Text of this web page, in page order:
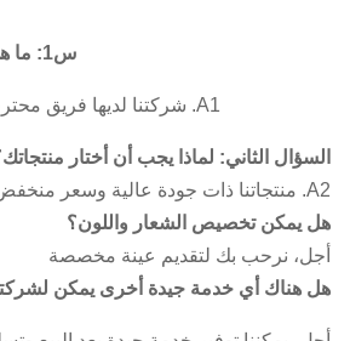
س1: ما هي الميزة في شركتك؟
A1. شركتنا لديها فريق محترف وخط إنتاج محترف.
السؤال الثاني: لماذا يجب أن أختار
A2. منتجاتنا ذات جودة عالية وسعر منخفض.
هل يمكن تخصيص الشعار واللون؟
أجل، نرحب بك لتقديم عينة مخصصة
هل هناك أي خدمة جيدة أخرى يمكن